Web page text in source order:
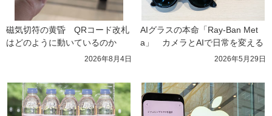
磁気切符の黄昏　QRコード改札
はどのように動いているのか
2026年8月4日
AIグラスの本命「Ray-Ban Met
a」　カメラとAIで日常を変える
2026年5月29日